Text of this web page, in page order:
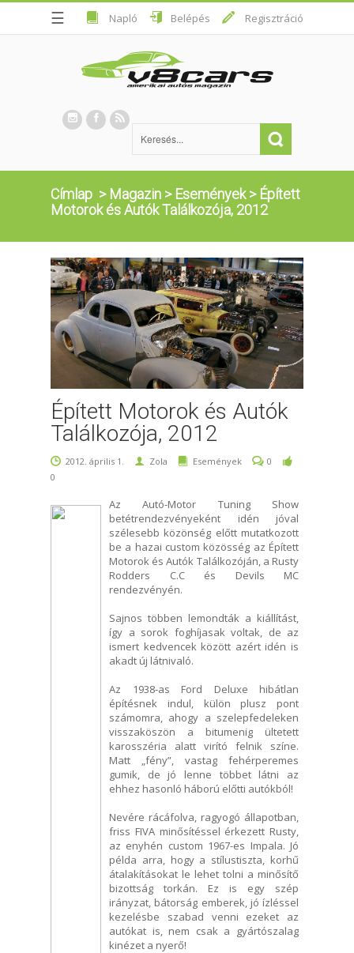
☰ Napló Belépés Regisztráció
Címlap > Magazin > Események> Épített
Motorok és Autók Találkozója, 2012
Épített Motorok és Autók
Találkozója, 2012
2012. április 1. Zola Események
0
0
Az Autó-Motor Tuning Show
betétrendezvényeként idén jóval
szélesebb közönség előtt mutatkozott
be a hazai custom közösség az Épített
Motorok és Autók Találkozóján, a Rusty
Rodders C.C és Devils MC
rendezvényén.
Sajnos többen lemondták a kiállítást,
így a sorok foghíjasak voltak, de az
ismert kedvencek között azért idén is
akadt új látnivaló.
Az 1938-as Ford Deluxe hibátlan
építésnek indul, külön plusz pont
számomra, ahogy a szelepfedeleken
visszaköszön a bitumenig ültetett
karosszéria alatt virító felnik színe.
Matt „fény”, vastag fehérperemes
gumik, de jó lenne többet látni az
ehhez hasonló háború előtti autókból!
Nevére rácáfolva, ragyogó állapotban,
friss FIVA minősítéssel érkezett Rusty,
az enyhén custom 1967-es Impala. Jó
példa arra, hogy a stílustiszta, korhű
átalakításokat le lehet tolni a minősítő
bizottság torkán. Ez is egy szép
irányzat, bátorság emberek, jó ízléssel
kezelésbe szabad venni ezeket az
autókat is, nem csak a gyártószalag
kinézet a nyerő!